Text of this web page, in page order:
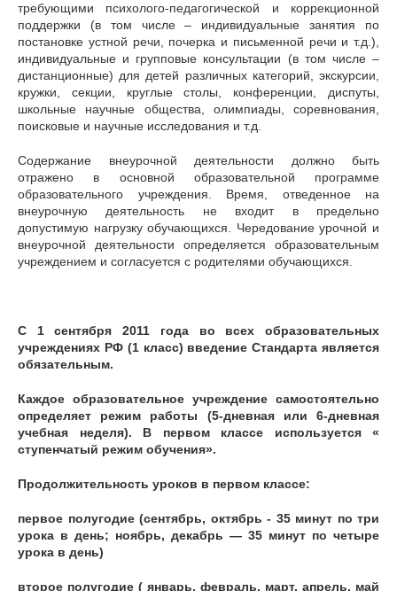
требующими психолого-педагогической и коррекционной
поддержки (в том числе – индивидуальные занятия по
постановке устной речи, почерка и письменной речи и т.д.),
индивидуальные и групповые консультации (в том числе –
дистанционные) для детей различных категорий, экскурсии,
кружки, секции, круглые столы, конференции, диспуты,
школьные научные общества, олимпиады, соревнования,
поисковые и научные исследования и т.д.
Содержание внеурочной деятельности должно быть
отражено в основной образовательной программе
образовательного учреждения. Время, отведенное на
внеурочную деятельность не входит в предельно
допустимую нагрузку обучающихся. Чередование урочной и
внеурочной деятельности определяется образовательным
учреждением и согласуется с родителями обучающихся.
С 1 сентября 2011 года во всех образовательных
учреждениях РФ (1 класс) введение Стандарта является
обязательным.
Каждое образовательное учреждение самостоятельно
определяет режим работы (5-дневная или 6-дневная
учебная неделя). В первом классе используется «
ступенчатый режим обучения».
Продолжительность уроков в первом классе:
первое полугодие (сентябрь, октябрь - 35 минут по три
урока в день; ноябрь, декабрь — 35 минут по четыре
урока в день)
второе полугодие ( январь, февраль, март, апрель, май